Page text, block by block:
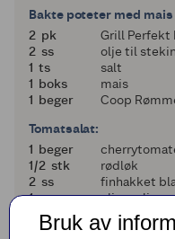
Bakte poteter med
2
2 pk
Grill Perfekt
2
2 ss
olje til
11 ts
salt
11 boks
mais
11 beger
Coop
Tomatsalat:
11 beger
en halv
1/2 stk
rødløk
2
2 ss
finhakket
1
1 ss
olivenolje
ts
klype
salt
Bruk av